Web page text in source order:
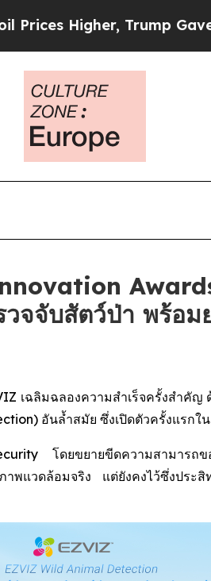
Trump Gave
จจับสัตว์ป่า พร้อม
เฉลิมฉลองความสำเร็จครั้งสำ
อันล้ำสมัย ซึ่งเปิดตัวครั้งแรกใน
โดยขยายขีดความสามารถข
าพแวดล้อมจริง แต่ยังคงไว้ซึ่งป